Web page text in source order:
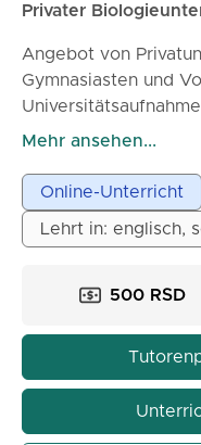
Privater
Angebot von
Gymnasiasten und
Zusammenarbeit mit
nicht nur
🔹 Lernen, wie man
denkt
und
jeder
🔹 Mit praktischen
Erklärungen lernen
Mehr ansehen...
Online-Unterricht
Lehrt in: englisch,
500 RSD